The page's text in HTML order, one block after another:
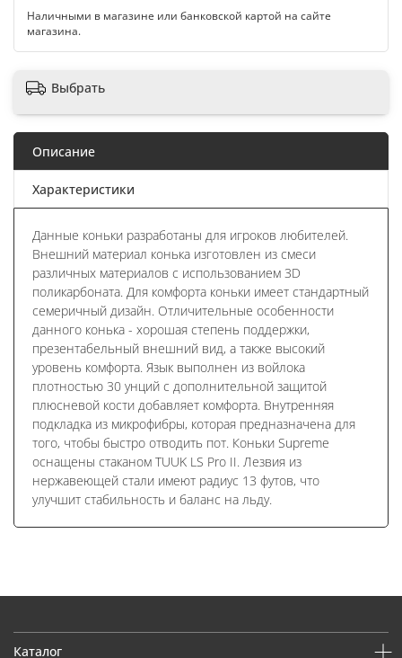
Наличными в магазине или банковской картой на сайте
магазина.
Выбрать
Описание
Характеристики
Данные коньки разработаны для игроков любителей.
Внешний материал конька изготовлен из смеси
различных материалов с использованием 3D
поликарбоната. Для комфорта коньки имеет стандартный
семеричный дизайн. Отличительные особенности
данного конька - хорошая степень поддержки,
презентабельный внешний вид, а также высокий
уровень комфорта. Язык выполнен из войлока
плотностью 30 унций с дополнительной защитой
плюсневой кости добавляет комфорта. Внутренняя
подкладка из микрофибры, которая предназначена для
того, чтобы быстро отводить пот. Коньки Supreme
оснащены стаканом TUUK LS Pro II. Лезвия из
нержавеющей стали имеют радиус 13 футов, что
улучшит стабильность и баланс на льду.
Каталог